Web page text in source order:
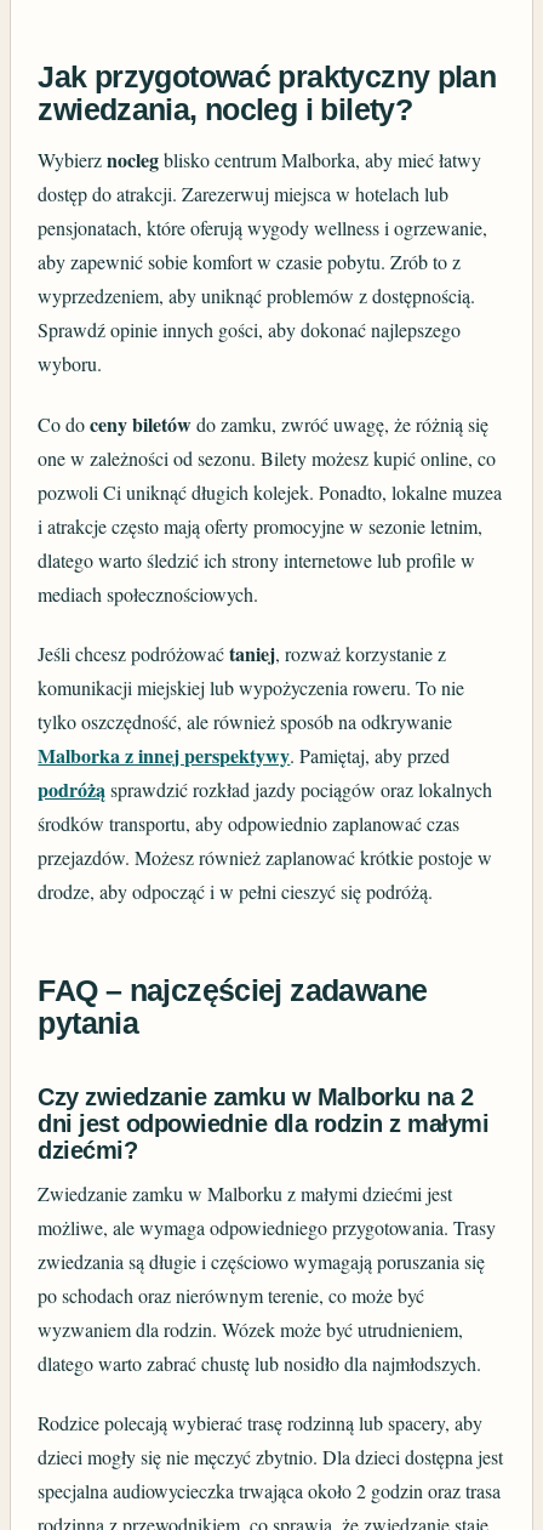
Jak przygotować praktyczny plan
zwiedzania, nocleg i bilety?
Wybierznoclegblisko centrum Malborka, aby mieć łatwy
dostęp do atrakcji. Zarezerwuj miejsca w hotelach lub
pensjonatach, które oferują wygody wellness i ogrzewanie,
aby zapewnić sobie komfort w czasie pobytu. Zrób to z
wyprzedzeniem, aby uniknąć problemów z dostępnością.
Sprawdź opinie innych gości, aby dokonać najlepszego
wyboru.
Co doceny biletówdo zamku, zwróć uwagę, że różnią się
one w zależności od sezonu. Bilety możesz kupić online, co
pozwoli Ci uniknąć długich kolejek. Ponadto, lokalne muzea
i atrakcje często mają oferty promocyjne w sezonie letnim,
dlatego warto śledzić ich strony internetowe lub profile w
mediach społecznościowych.
Jeśli chcesz podróżowaćtaniej, rozważ korzystanie z
komunikacji miejskiej lub wypożyczenia roweru. To nie
tylko oszczędność, ale również sposób na odkrywanie
Malborka z innej perspektywy. Pamiętaj, aby przed
podróżąsprawdzić rozkład jazdy pociągów oraz lokalnych
środków transportu, aby odpowiednio zaplanować czas
przejazdów. Możesz również zaplanować krótkie postoje w
drodze, aby odpocząć i w pełni cieszyć się podróżą.
FAQ – najczęściej zadawane
pytania
Czy zwiedzanie zamku w Malborku na 2
dni jest odpowiednie dla rodzin z małymi
dziećmi?
Zwiedzanie zamku w Malborku z małymi dziećmi jest
możliwe, ale wymaga odpowiedniego przygotowania. Trasy
zwiedzania są długie i częściowo wymagają poruszania się
po schodach oraz nierównym terenie, co może być
wyzwaniem dla rodzin. Wózek może być utrudnieniem,
dlatego warto zabrać chustę lub nosidło dla najmłodszych.
Rodzice polecają wybierać trasę rodzinną lub spacery, aby
dzieci mogły się nie męczyć zbytnio. Dla dzieci dostępna jest
specjalna audiowycieczka trwająca około 2 godzin oraz trasa
rodzinna z przewodnikiem, co sprawia, że zwiedzanie staje